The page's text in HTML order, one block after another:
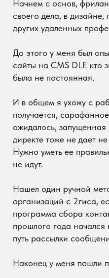
прошлого года начался
путь рассылки сообщений в
Наконец у меня пошли первые
Да этот способ муторный я не
рекомендовать его не буду,
повезло найти хоть кого то
способом, наверное помогла и
книга по технике холодных
Фишмана.
А вообще сложность работы во
состоит в том что ты должен все
клиентом контролировать сам,
работ,
от брифа-опроса, первого
анализа конкурентов, создания
дизайна до презентации и сдачи
подписания актов выполненных